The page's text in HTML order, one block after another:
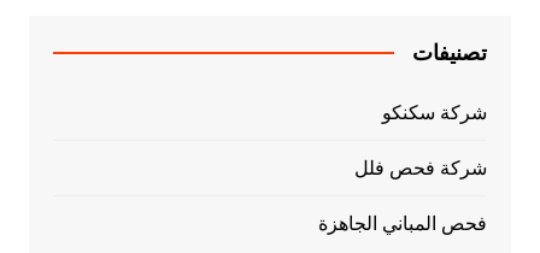
تصنيفات
شركة سكنكو
شركة فحص فلل
فحص المباني الجاهزة